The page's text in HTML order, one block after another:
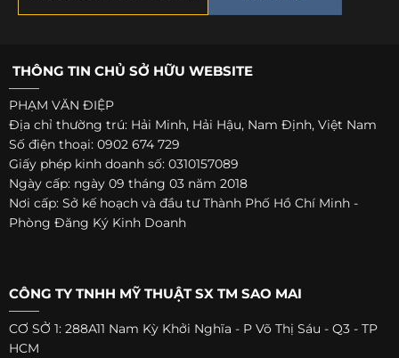
THÔNG TIN CHỦ SỞ HỮU WEBSITE
PHẠM VĂN ĐIỆP
Địa chỉ thường trú: Hải Minh, Hải Hậu, Nam Định, Việt Nam
Số điện thoại: 0902 674 729
Giấy phép kinh doanh số: 0310157089
Ngày cấp: ngày 09 tháng 03 năm 2018
Nơi cấp: Sở kế hoạch và đầu tư Thành Phố Hồ Chí Minh -
Phòng Đăng Ký Kinh Doanh
CÔNG TY TNHH MỸ THUẬT SX TM SAO MAI
CƠ SỞ 1: 288A11 Nam Kỳ Khởi Nghĩa - P Võ Thị Sáu - Q3 - TP
HCM